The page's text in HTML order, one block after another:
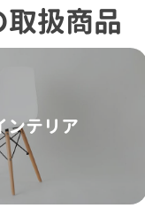
取扱商品
ンテリア